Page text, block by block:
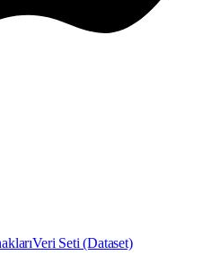
Veri Seti (Dataset)